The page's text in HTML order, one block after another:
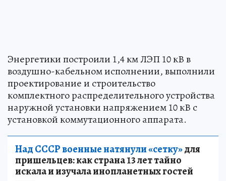
Энергетики построили 1,4 км ЛЭП 10 кВ в
воздушно-кабельном исполнении, выполнили
проектирование и строительство
комплектного распределительного устройства
наружной установки напряжением 10 кВ с
установкой коммутационного аппарата.
Над СССР военные натянули «сетку»для
пришельцев: как страна 13 лет тайно
искала и изучала инопланетных гостей